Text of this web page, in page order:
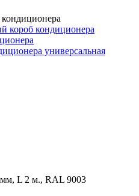
короб кондиционера
универсальная
L 2 м., RAL 9003